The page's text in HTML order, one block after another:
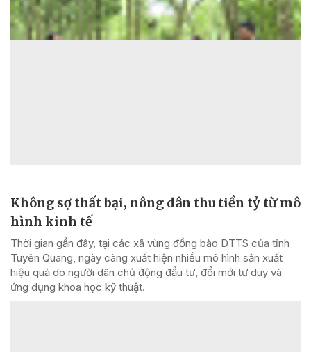
Không sợ thất bại, nông dân thu tiền tỷ từ mô
hình kinh tế
Thời gian gần đây, tại các xã vùng đồng bào DTTS của tỉnh
Tuyên Quang, ngày càng xuất hiện nhiều mô hình sản xuất
hiệu quả do người dân chủ động đầu tư, đổi mới tư duy và
ứng dụng khoa học kỹ thuật.